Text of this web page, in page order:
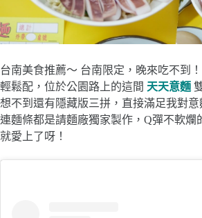
台南美食推薦～ 台南限定，晚來吃不到
輕鬆配，位於公園路上的這間 天天意麵
想不到還有隱藏版三拼，直接滿足我對意
連麵條都是請麵廠獨家製作，Q彈不軟爛
就愛上了呀！